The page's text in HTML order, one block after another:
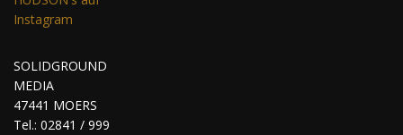
Instagram
SOLIDGROUND
MEDIA
47441 MOERS
Tel.: 02841 / 999